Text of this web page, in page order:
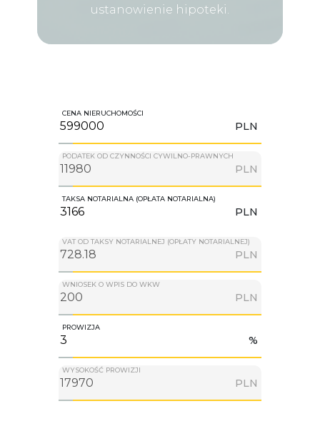
ustanowienie hipoteki.
CENA NIERUCHOMOŚCI
PLN
PODATEK OD CZYNNOŚCI CYWILNO-PRAWNYCH
PLN
TAKSA NOTARIALNA (OPŁATA NOTARIALNA)
PLN
VAT OD TAKSY NOTARIALNEJ (OPŁATY NOTARIALNEJ)
PLN
WNIOSEK O WPIS DO WKW
PLN
PROWIZJA
%
WYSOKOŚĆ PROWIZJI
PLN